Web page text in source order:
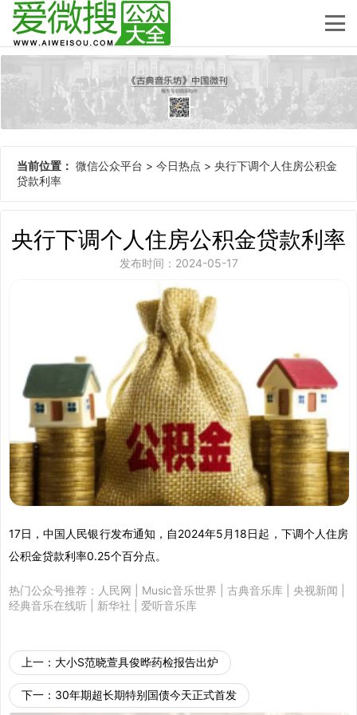
当前位置： 微信公众平台 > 今日热点 > 央行下调个人住房公积金
贷款利率
央行下调个人住房公积金贷款利率
发布时间：2024-05-17
17日，中国人民银行发布通知，自2024年5月18日起，下调个人住房
公积金贷款利率0.25个百分点。
热门公众号推荐： 人民网 Music音乐世界 古典音乐库 央视新闻
经典音乐在线听
新华社 爱听音乐库
上一： 大小S范晓萱具俊晔药检报告出炉
下一： 30年期超长期特别国债今天正式首发